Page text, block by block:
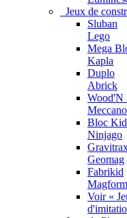
Jeux de
Sluban
Lego
Mega
Kapla
Duplo
Abrick
Wood'N
Meccano
Bloc Kid
Ninjago
Geomag
Fabrikid
Voir «